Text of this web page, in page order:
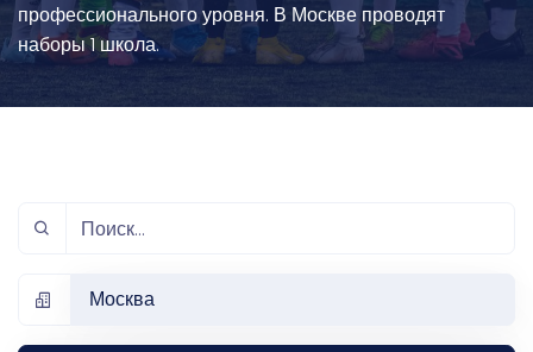
профессионального уровня. В Москве проводят
наборы 1 школа.
Москва